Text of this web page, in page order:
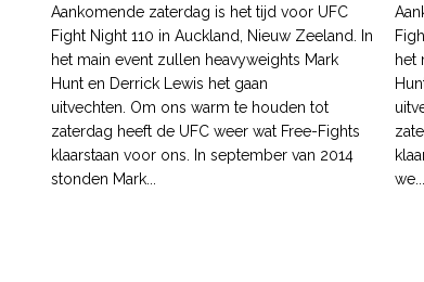
Aankomende zaterdag is het tijd voor UFC
Fight Night 110 in Auckland, Nieuw Zeeland. In
het main event zullen heavyweights Mark
Hunt en Derrick Lewis het gaan
uitvechten. Om ons warm te houden tot
zaterdag heeft de UFC weer wat Free-Fights
klaarstaan voor ons. In september van 2014
stonden Mark...
het
we...